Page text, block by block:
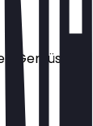
Gemüse